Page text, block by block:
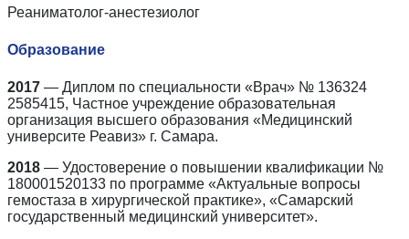
Реаниматолог-анестезиолог
Образование
2017 — Диплом по специальности «Врач» № 136324
2585415, Частное учреждение образовательная
организация высшего образования «Медицинский
университе Реавиз» г. Самара.
2018 — Удостоверение о повышении квалификации №
180001520133 по программе «Актуальные вопросы
гемостаза в хирургической практике», «Самарский
государственный медицинский университет».